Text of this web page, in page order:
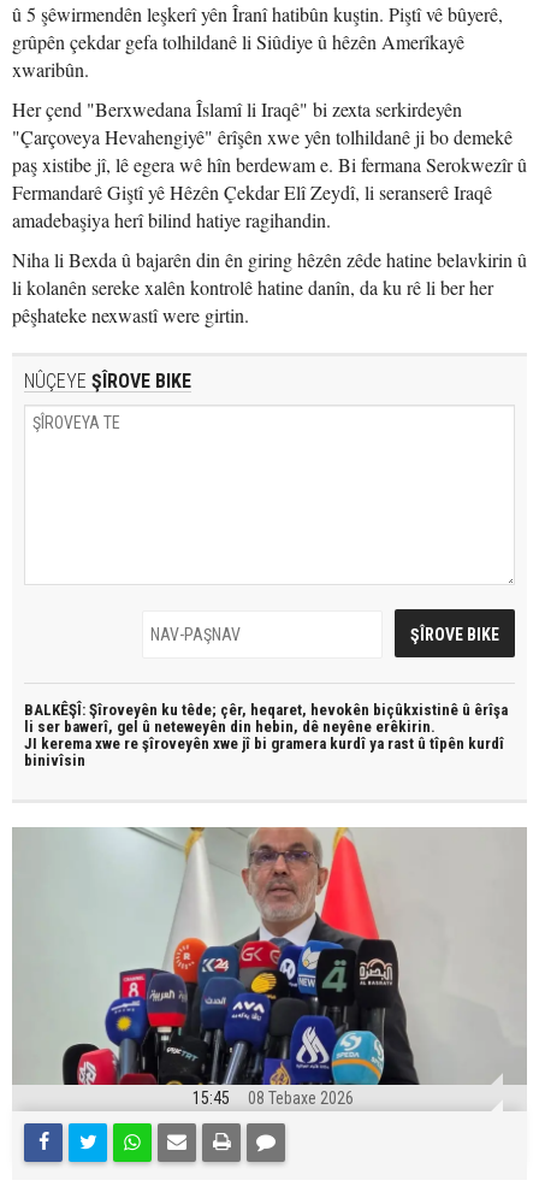
û 5 şêwirmendên leşkerî yên Îranî hatibûn kuştin. Piştî vê bûyerê,
grûpên çekdar gefa tolhildanê li Siûdiye û hêzên Amerîkayê
xwaribûn.
Her çend "Berxwedana Îslamî li Iraqê" bi zexta serkirdeyên
"Çarçoveya Hevahengiyê" êrîşên xwe yên tolhildanê ji bo demekê
paş xistibe jî, lê egera wê hîn berdewam e. Bi fermana Serokwezîr û
Fermandarê Giştî yê Hêzên Çekdar Elî Zeydî, li seranserê Iraqê
amadebaşiya herî bilind hatiye ragihandin.
Niha li Bexda û bajarên din ên giring hêzên zêde hatine belavkirin û
li kolanên sereke xalên kontrolê hatine danîn, da ku rê li ber her
pêşhateke nexwastî were girtin.
NÛÇEYE ŞÎROVE BIKE
BALKÊŞÎ: Şîroveyên ku têde; çêr, heqaret, hevokên biçûkxistinê û êrîşa
li ser bawerî, gel û neteweyên din hebin, dê neyêne erêkirin.
JI kerema xwe re şîroveyên xwe jî bi gramera kurdî ya rast û tîpên kurdî
binivîsin
15:45 08 Tebaxe 2026